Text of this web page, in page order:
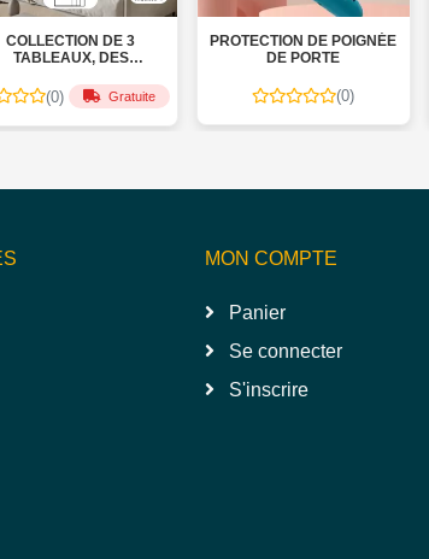
PROTECTION DE POIGNÉE
DE PORTE
ARRÊT DE PORTE
MAGNETIQUES
MON COMPTE
Panier
Se connecter
S'inscrire